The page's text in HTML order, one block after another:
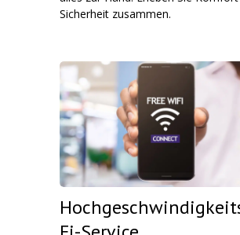
Sicherheit zusammen.